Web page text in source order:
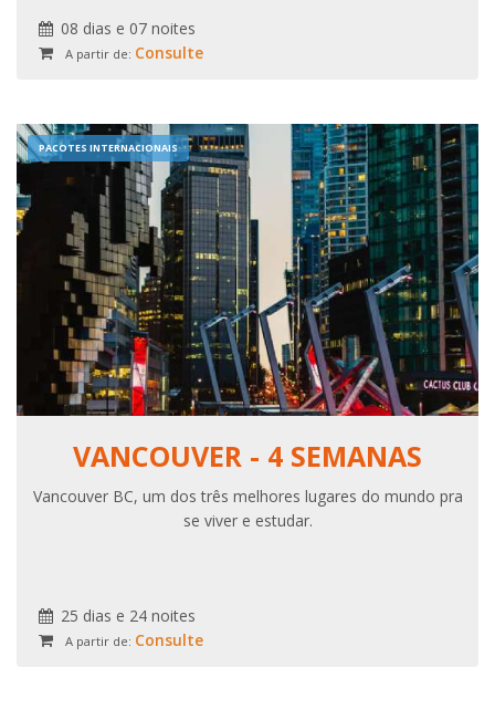
08 dias e 07 noites
A partir de: Consulte
PACOTES INTERNACIONAIS
VANCOUVER - 4 SEMANAS
Vancouver BC, um dos três melhores lugares do mundo pra
se viver e estudar.
25 dias e 24 noites
A partir de: Consulte